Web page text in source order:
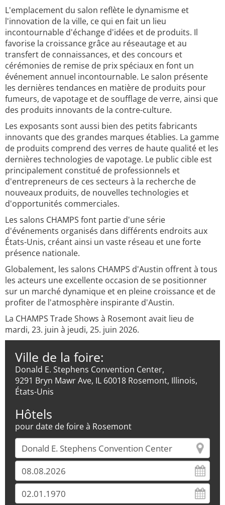
L'emplacement du salon reflète le dynamisme et
l'innovation de la ville, ce qui en fait un lieu
incontournable d'échange d'idées et de produits. Il
favorise la croissance grâce au réseautage et au
transfert de connaissances, et des concours et
cérémonies de remise de prix spéciaux en font un
événement annuel incontournable. Le salon présente
les dernières tendances en matière de produits pour
fumeurs, de vapotage et de soufflage de verre, ainsi que
des produits innovants de la contre-culture.
Les exposants sont aussi bien des petits fabricants
innovants que des grandes marques établies. La gamme
de produits comprend des verres de haute qualité et les
dernières technologies de vapotage. Le public cible est
principalement constitué de professionnels et
d'entrepreneurs de ces secteurs à la recherche de
nouveaux produits, de nouvelles technologies et
d'opportunités commerciales.
Les salons CHAMPS font partie d'une série
d'événements organisés dans différents endroits aux
États-Unis, créant ainsi un vaste réseau et une forte
présence nationale.
Globalement, les salons CHAMPS d'Austin offrent à tous
les acteurs une excellente occasion de se positionner
sur un marché dynamique et en pleine croissance et de
profiter de l'atmosphère inspirante d'Austin.
La CHAMPS Trade Shows à Rosemont avait lieu de
mardi, 23. juin à jeudi, 25. juin 2026.
Ville de la foire:
Donald E. Stephens Convention Center,
9291 Bryn Mawr Ave, IL 60018 Rosemont, Illinois,
États-Unis
Hôtels
pour date de foire à Rosemont